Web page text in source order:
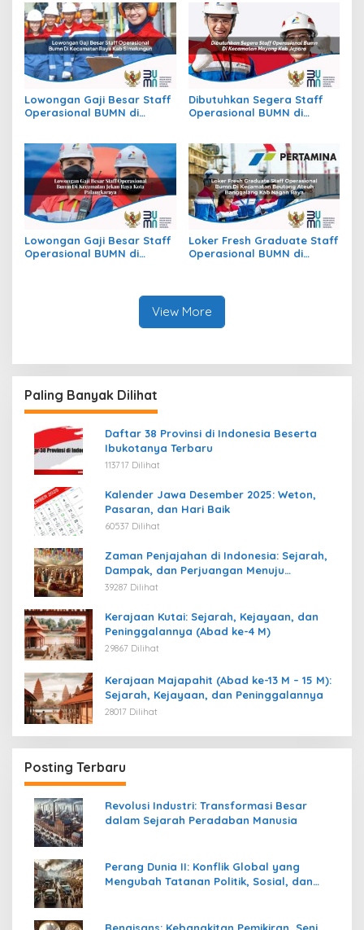
Lowongan Gaji Besar Staff
Operasional BUMN di
Dibutuhkan Segera Staff
Operasional BUMN di
Lowongan Gaji Besar Staff
Operasional BUMN di
Loker Fresh Graduate Staff
Operasional BUMN di
View More
Paling Banyak Dilihat
Daftar 38 Provinsi di Indonesia Beserta
Ibukotanya Terbaru
113717 Dilihat
Kalender Jawa Desember 2025: Weton,
Pasaran, dan Hari Baik
60537 Dilihat
Zaman Penjajahan di Indonesia: Sejarah,
Dampak, dan Perjuangan Menuju
Kemerdekaan
39287 Dilihat
Kerajaan Kutai: Sejarah, Kejayaan, dan
Peninggalannya (Abad ke-4 M)
29867 Dilihat
Kerajaan Majapahit (Abad ke-13 M – 15 M):
Sejarah, Kejayaan, dan Peninggalannya
28017 Dilihat
Posting Terbaru
Revolusi Industri: Transformasi Besar
dalam Sejarah Peradaban Manusia
Perang Dunia II: Konflik Global yang
Mengubah Tatanan Politik, Sosial, dan
Renaisans: Kebangkitan Pemikiran, Seni,